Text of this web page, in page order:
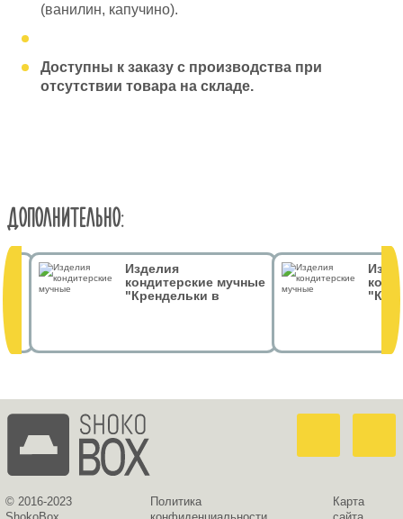
(ванилин, капучино).
Доступны к заказу с производства при
отсутствии товара на складе.
ДОПОЛНИТЕЛЬНО:
Изделия
кондитерские мучные
"Крендельки в
Дом
© 2016-2023
Политика
Карта